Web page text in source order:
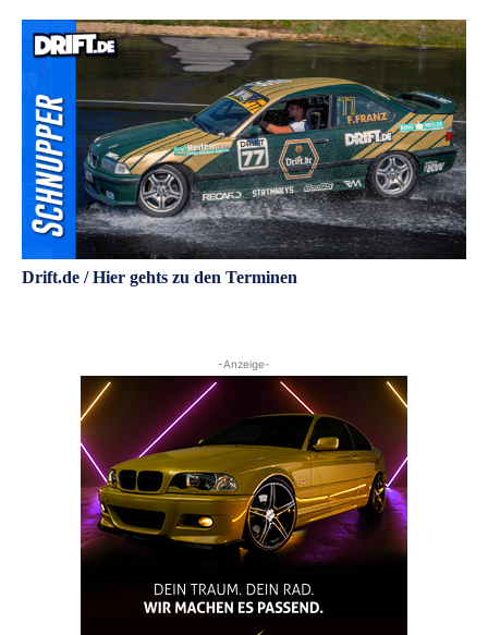
Drift.de / Hier gehts zu den Terminen
-Anzeige-